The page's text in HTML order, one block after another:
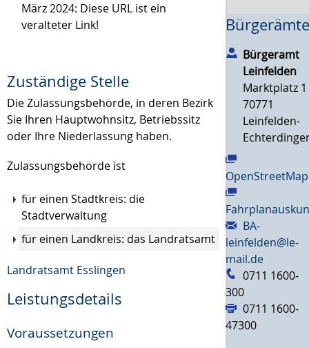
März 2024: Diese URL ist ein
veralteter Link!
Zuständige Stelle
Die Zulassungsbehörde, in deren Bezirk
Sie Ihren Hauptwohnsitz, Betriebssitz
oder Ihre Niederlassung haben.
Zulassungsbehörde ist
für einen Stadtkreis: die
Stadtverwaltung
für einen Landkreis: das Landratsamt
Landratsamt Esslingen
Leistungsdetails
Voraussetzungen
Bürgeramt
Leinfelden
Marktplatz 1
70771
Leinfelden-
OpenStreetMap
BA-
leinfelden@le-
mail.de
0711 1600-
300
0711 1600-
47300